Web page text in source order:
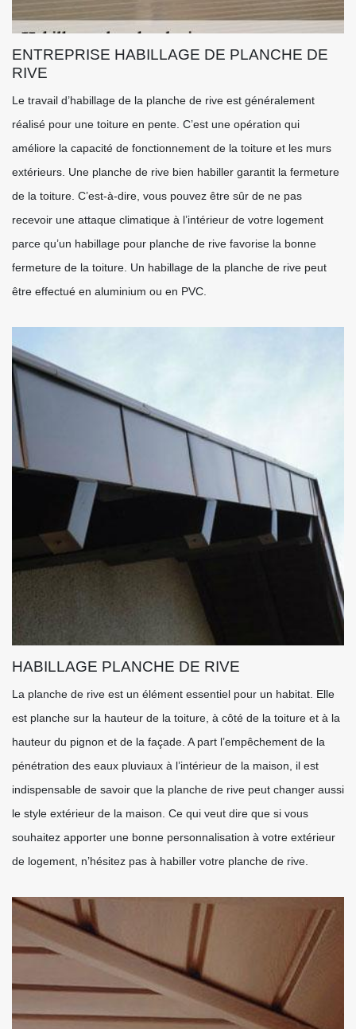
ENTREPRISE HABILLAGE DE PLANCHE DE
RIVE
Le travail d’habillage de la planche de rive est généralement
réalisé pour une toiture en pente. C’est une opération qui
améliore la capacité de fonctionnement de la toiture et les murs
extérieurs. Une planche de rive bien habiller garantit la fermeture
de la toiture. C’est-à-dire, vous pouvez être sûr de ne pas
recevoir une attaque climatique à l’intérieur de votre logement
parce qu’un habillage pour planche de rive favorise la bonne
fermeture de la toiture. Un habillage de la planche de rive peut
être effectué en aluminium ou en PVC.
HABILLAGE PLANCHE DE RIVE
La planche de rive est un élément essentiel pour un habitat. Elle
est planche sur la hauteur de la toiture, à côté de la toiture et à la
hauteur du pignon et de la façade. A part l’empêchement de la
pénétration des eaux pluviaux à l’intérieur de la maison, il est
indispensable de savoir que la planche de rive peut changer aussi
le style extérieur de la maison. Ce qui veut dire que si vous
souhaitez apporter une bonne personnalisation à votre extérieur
de logement, n’hésitez pas à habiller votre planche de rive.